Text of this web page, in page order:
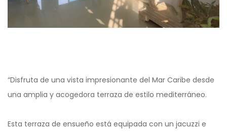
“Disfruta de una vista impresionante del Mar Caribe desde
una amplia y acogedora terraza de estilo mediterráneo.
Esta terraza de ensueño está equipada con un jacuzzi e